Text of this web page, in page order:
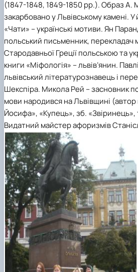
(1847-1848, 1849-1850 рр.). Образ А.
закарбовано у Львівському камені. У
«Чати» – українські мотиви. Ян
польський письменник, перекладач
Стародавньої Греції польською та
книги «Міфологія» – львів’янин.
львівський літературознавець і
Шекспіра. Микола Рей – засновник
мови народився на Львівщині
Йосифа», «Купець», зб.
Видатний майстер афоризмів